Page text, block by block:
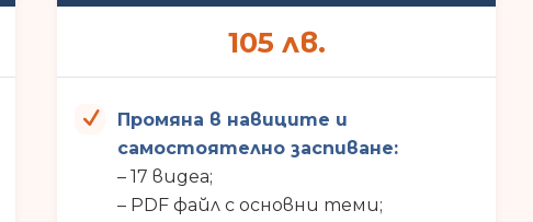
105 лв.
Промяна в навиците и
самостоятелно заспиване:
– 17 видеа;
– PDF файл с основни теми;